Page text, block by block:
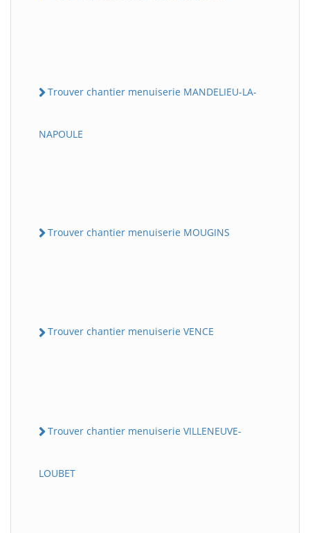
Trouver chantier menuiserie MANDELIEU-LA-
NAPOULE
Trouver chantier menuiserie MOUGINS
Trouver chantier menuiserie VENCE
Trouver chantier menuiserie VILLENEUVE-
LOUBET